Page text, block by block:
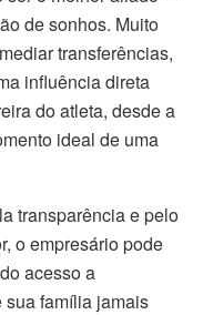
de sonhos. Muito
transferências,
influência direta
do atleta, desde a
ideal de uma
transparência e pelo
o empresário pode
acesso a
sua família jamais